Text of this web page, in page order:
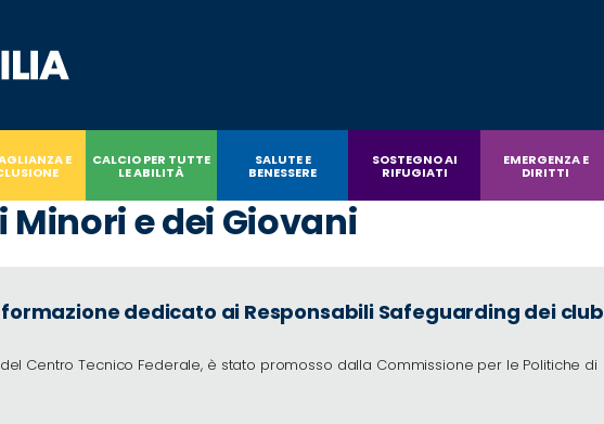
E CALCIO PER TUTTE
LE ABILITÀ
SALUTE E
BENESSERE
SOSTEGNO AI
RIFUGIATI
EMERGENZA E
DIRITTI
e dei Giovani
dedicato ai Responsabili Safeguarding dei club
Centro Tecnico Federale, è stato promosso dalla Commissione per le Politiche di